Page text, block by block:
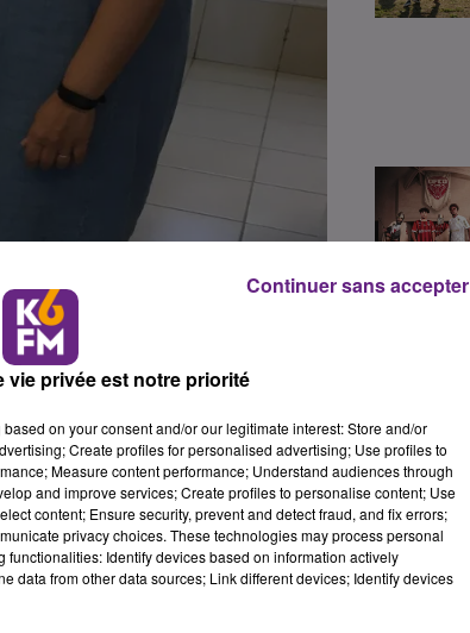
vie privée est notre priorité
on your consent and/or our legitimate interest: Store and/or
Create profiles for personalised advertising; Use profiles to
Measure content performance; Understand audiences through
and improve services; Create profiles to personalise content; Use
content; Ensure security, prevent and detect fraud, and fix errors;
privacy choices. These technologies may process personal
Identify devices based on information actively
data from other data sources; Link different devices; Identify devices
Continuer sans accepter